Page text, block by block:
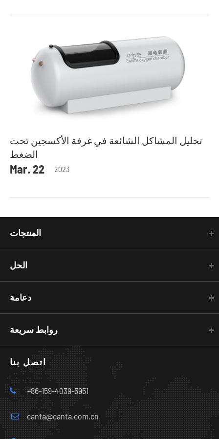
Mar. 22 2023
تحليل المشاكل الشائعة في غرفة الأكسجين تحت
الضغط
المنتجات
الحل
دعامة
روابط سريعة
اتصل بنا
+86-159-4039-5951
canta@canta.com.cn